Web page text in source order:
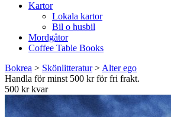
Kartor
Lokala kartor
Bil o husbil
Mordgåtor
Coffee Table Books
Bokrea > Skönlitteratur> Alter ego
Handla för minst 500 kr för fri frakt.
500 kr kvar